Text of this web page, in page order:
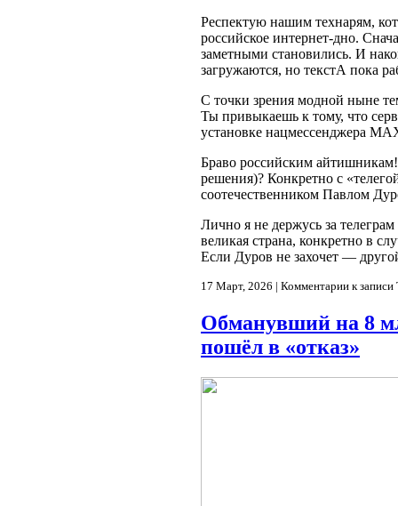
Респектую нашим технарям,
российское интернет-дно.
заметными становились. И
загружаются, но текстА пока
С точки зрения модной ныне
Ты привыкаешь к тому, что
установке нацмессенджера
Браво российским
решения)? Конкретно с
соотечественником Павлом
Лично я не держусь за
великая страна, конкретно в
Если Дуров не захочет —
17 Март, 2026 | Комментарии к
Обманувший на 8
пошёл в «отказ»